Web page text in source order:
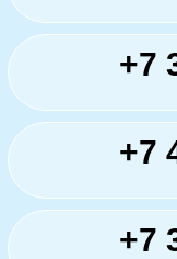
+7
+7
+7